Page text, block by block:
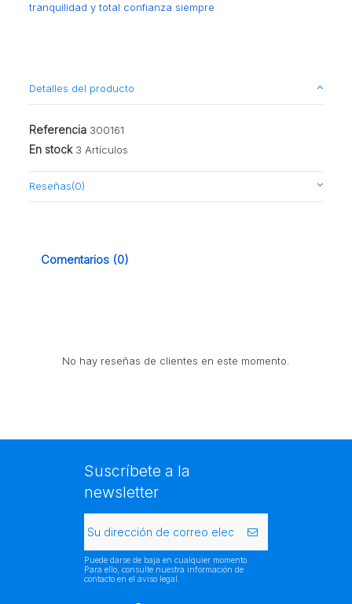
tranquilidad y total confianza siempre
Detalles del producto
Referencia 300161
En stock 3 Artículos
Reseñas(0)
Comentarios (0)
No hay reseñas de clientes en este momento.
Suscríbete a la
newsletter
Puede darse de baja en cualquier momento.
Para ello, consulte nuestra información de
contacto en el aviso legal.